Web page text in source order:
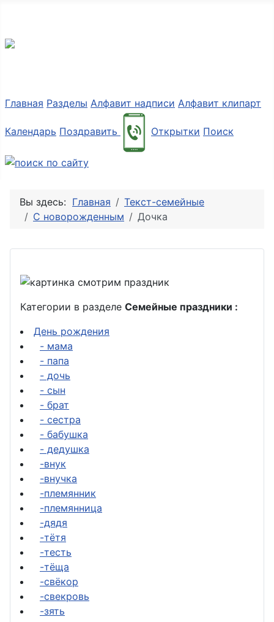
Главная Разделы Алфавит надписи Алфавит клипарт
Календарь Поздравить Открытки Поиск
Вы здесь: Главная
Текст-семейные
С новорожденным
Дочка
Категории в разделе Семейные праздники :
День рождения
- мама
- папа
- дочь
- сын
- брат
- сестра
- бабушка
- дедушка
-внук
-внучка
-племянник
-племянница
-дядя
-тётя
-тесть
-тёща
-свёкор
-свекровь
-зять